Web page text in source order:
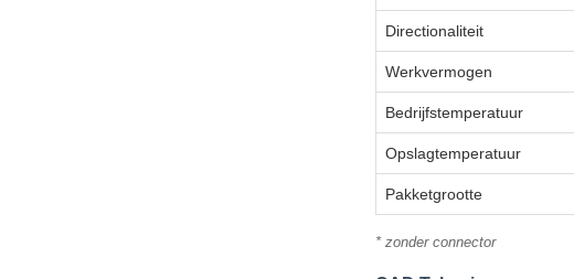
Directionaliteit
Werkvermogen
Bedrijfstemperatuur
Opslagtemperatuur
Pakketgrootte
* zonder connector